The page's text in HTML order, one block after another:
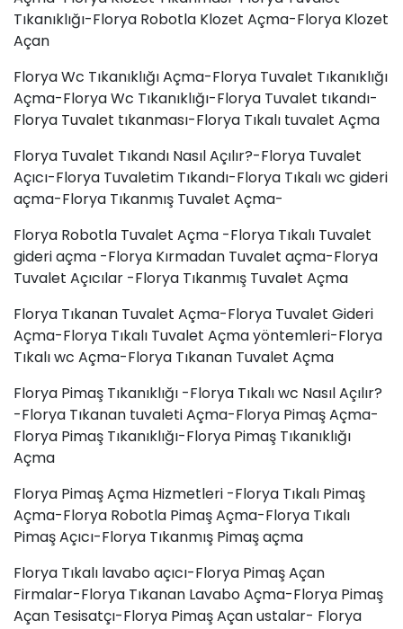
Tıkanıklığı-Florya Robotla Klozet Açma-Florya Klozet
Açan
Florya Wc Tıkanıklığı Açma-Florya Tuvalet Tıkanıklığı
Açma-Florya Wc Tıkanıklığı-Florya Tuvalet tıkandı-
Florya Tuvalet tıkanması-Florya Tıkalı tuvalet Açma
Florya Tuvalet Tıkandı Nasıl Açılır?-Florya Tuvalet
Açıcı-Florya Tuvaletim Tıkandı-Florya Tıkalı wc gideri
açma-Florya Tıkanmış Tuvalet Açma-
Florya Robotla Tuvalet Açma -Florya Tıkalı Tuvalet
gideri açma -Florya Kırmadan Tuvalet açma-Florya
Tuvalet Açıcılar -Florya Tıkanmış Tuvalet Açma
Florya Tıkanan Tuvalet Açma-Florya Tuvalet Gideri
Açma-Florya Tıkalı Tuvalet Açma yöntemleri-Florya
Tıkalı wc Açma-Florya Tıkanan Tuvalet Açma
Florya Pimaş Tıkanıklığı -Florya Tıkalı wc Nasıl Açılır?
-Florya Tıkanan tuvaleti Açma-Florya Pimaş Açma-
Florya Pimaş Tıkanıklığı-Florya Pimaş Tıkanıklığı
Açma
Florya Pimaş Açma Hizmetleri -Florya Tıkalı Pimaş
Açma-Florya Robotla Pimaş Açma-Florya Tıkalı
Pimaş Açıcı-Florya Tıkanmış Pimaş açma
Florya Tıkalı lavabo açıcı-Florya Pimaş Açan
Firmalar-Florya Tıkanan Lavabo Açma-Florya Pimaş
Açan Tesisatçı-Florya Pimaş Açan ustalar- Florya